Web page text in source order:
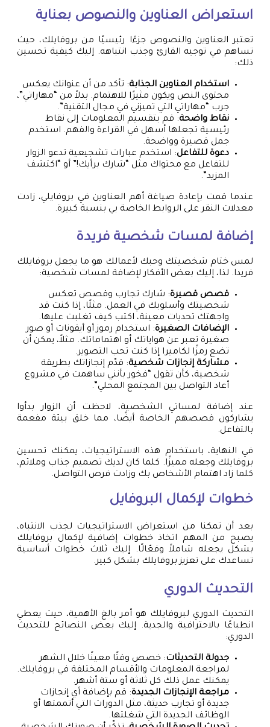
استعراض العناوين والنصوص بعناية
تعتبر العناوين والنصوص جزءًا رئيسيًا من بروفايلك، حيث
تساهم في توجيه القارئ وجذب انتباهه. إليك كيفية تحسين
ذلك:
استخدام العناوين الجذابة: تأكد من أن عنوانك يعكس
محتوى النص ويكون مثيرًا للاهتمام. بدلاً من “مهاراتي”،
جرب “مهاراتي التي تميزني في مجال التقنية”.
نقاط واضحة: قم بتقسيم المعلومات إلى نقاط
رئيسية تجعلها أسهل في القراءة والفهم. استخدم
جمل قصيرة وواضحة.
دعوة للتفاعل: استخدم عبارات تشجيعية تدعو الزوار
للتفاعل مع محتواك مثل “شارك برأيك!” أو “اكتشف
المزيد”.
عندما قمت بإعادة صياغة أهم العناوين في بروفايلي، زادت
معدلات النقر على الروابط الخاصة بي بنسبة كبيرة.
إضافة لمسات شخصية فريدة
لمس ختام شخصيتك وحبك لأعمالك هو ما يجعل بروفايلك
فريدا. لذا، إليك بعض الأفكار لإضافة لمسات شخصية:
قصص قصيرة: شارك تجارب وقصص تعكس
شخصيتك وأسلوبك في العمل. مثلًا، إذا كنت قد
واجهتك تحديات معينة، اكتب كيف تغلبت عليها.
الإضافات الصغيرة: استخدام رموز أو أيقونات أو صور
صغيرة تعبر عن هواياتك أو اهتماماتك. مثلاً، يمكن أن
تضع رمزًا لكاميرا إذا كنت تحب التصوير.
مشاركة إنجازات شخصية: قدّم إنجازاتك بطريقة
شخصية، كأن تقول “فخور بأنني ساهمت في مشروع
أعاد التواصل بين المجتمع المحلي”.
عند إضافة لمساتي الشخصية، لاحظت أن الزوار بدأوا
يشاركون قصصهم الخاصة أيضًا، مما خلق بيئة مفعمة
بالتفاعل.
في النهاية، باستخدام هذه الاستراتيجيات، يمكنك تحسين
بروفايلك وجعله مميزًا. كلما كان لديك تصميم جذاب وملائم،
كلما زاد اهتمام الأشخاص بك وزادت فرص التواصل.
خطوات لإكمال البروفايل
بعد أن تمكنا من استعراض الاستراتيجيات لجذب الانتباه،
يصبح من المهم اتخاذ خطوات إضافية لإكمال بروفايلك
بشكل يجعله شاملاً وفعّالًا. إليك ثلاث خطوات أساسية
تساعدك على تعزيز بروفايلك بشكل كبير.
التحديث الدوري
التحديث الدوري لبروفايلك هو أمر بالغ الأهمية، حيث يعطي
انطباعًا بالاحترافية والجدية. إليك بعض النصائح للتحديث
الدوري:
جدولة التحديثات: خصص وقتًا معينًا خلال الشهر
لمراجعة المعلومات والأقسام المختلفة في بروفايلك.
يمكنك عمل ذلك كل ثلاثة أو ستة أشهر.
مراجعة الإنجازات الجديدة: قم بإضافة أي إنجازات
جديدة أو تجارب حديثة، مثل الدورات التي أتممتها أو
الوظائف الجديدة التي شغلتها.